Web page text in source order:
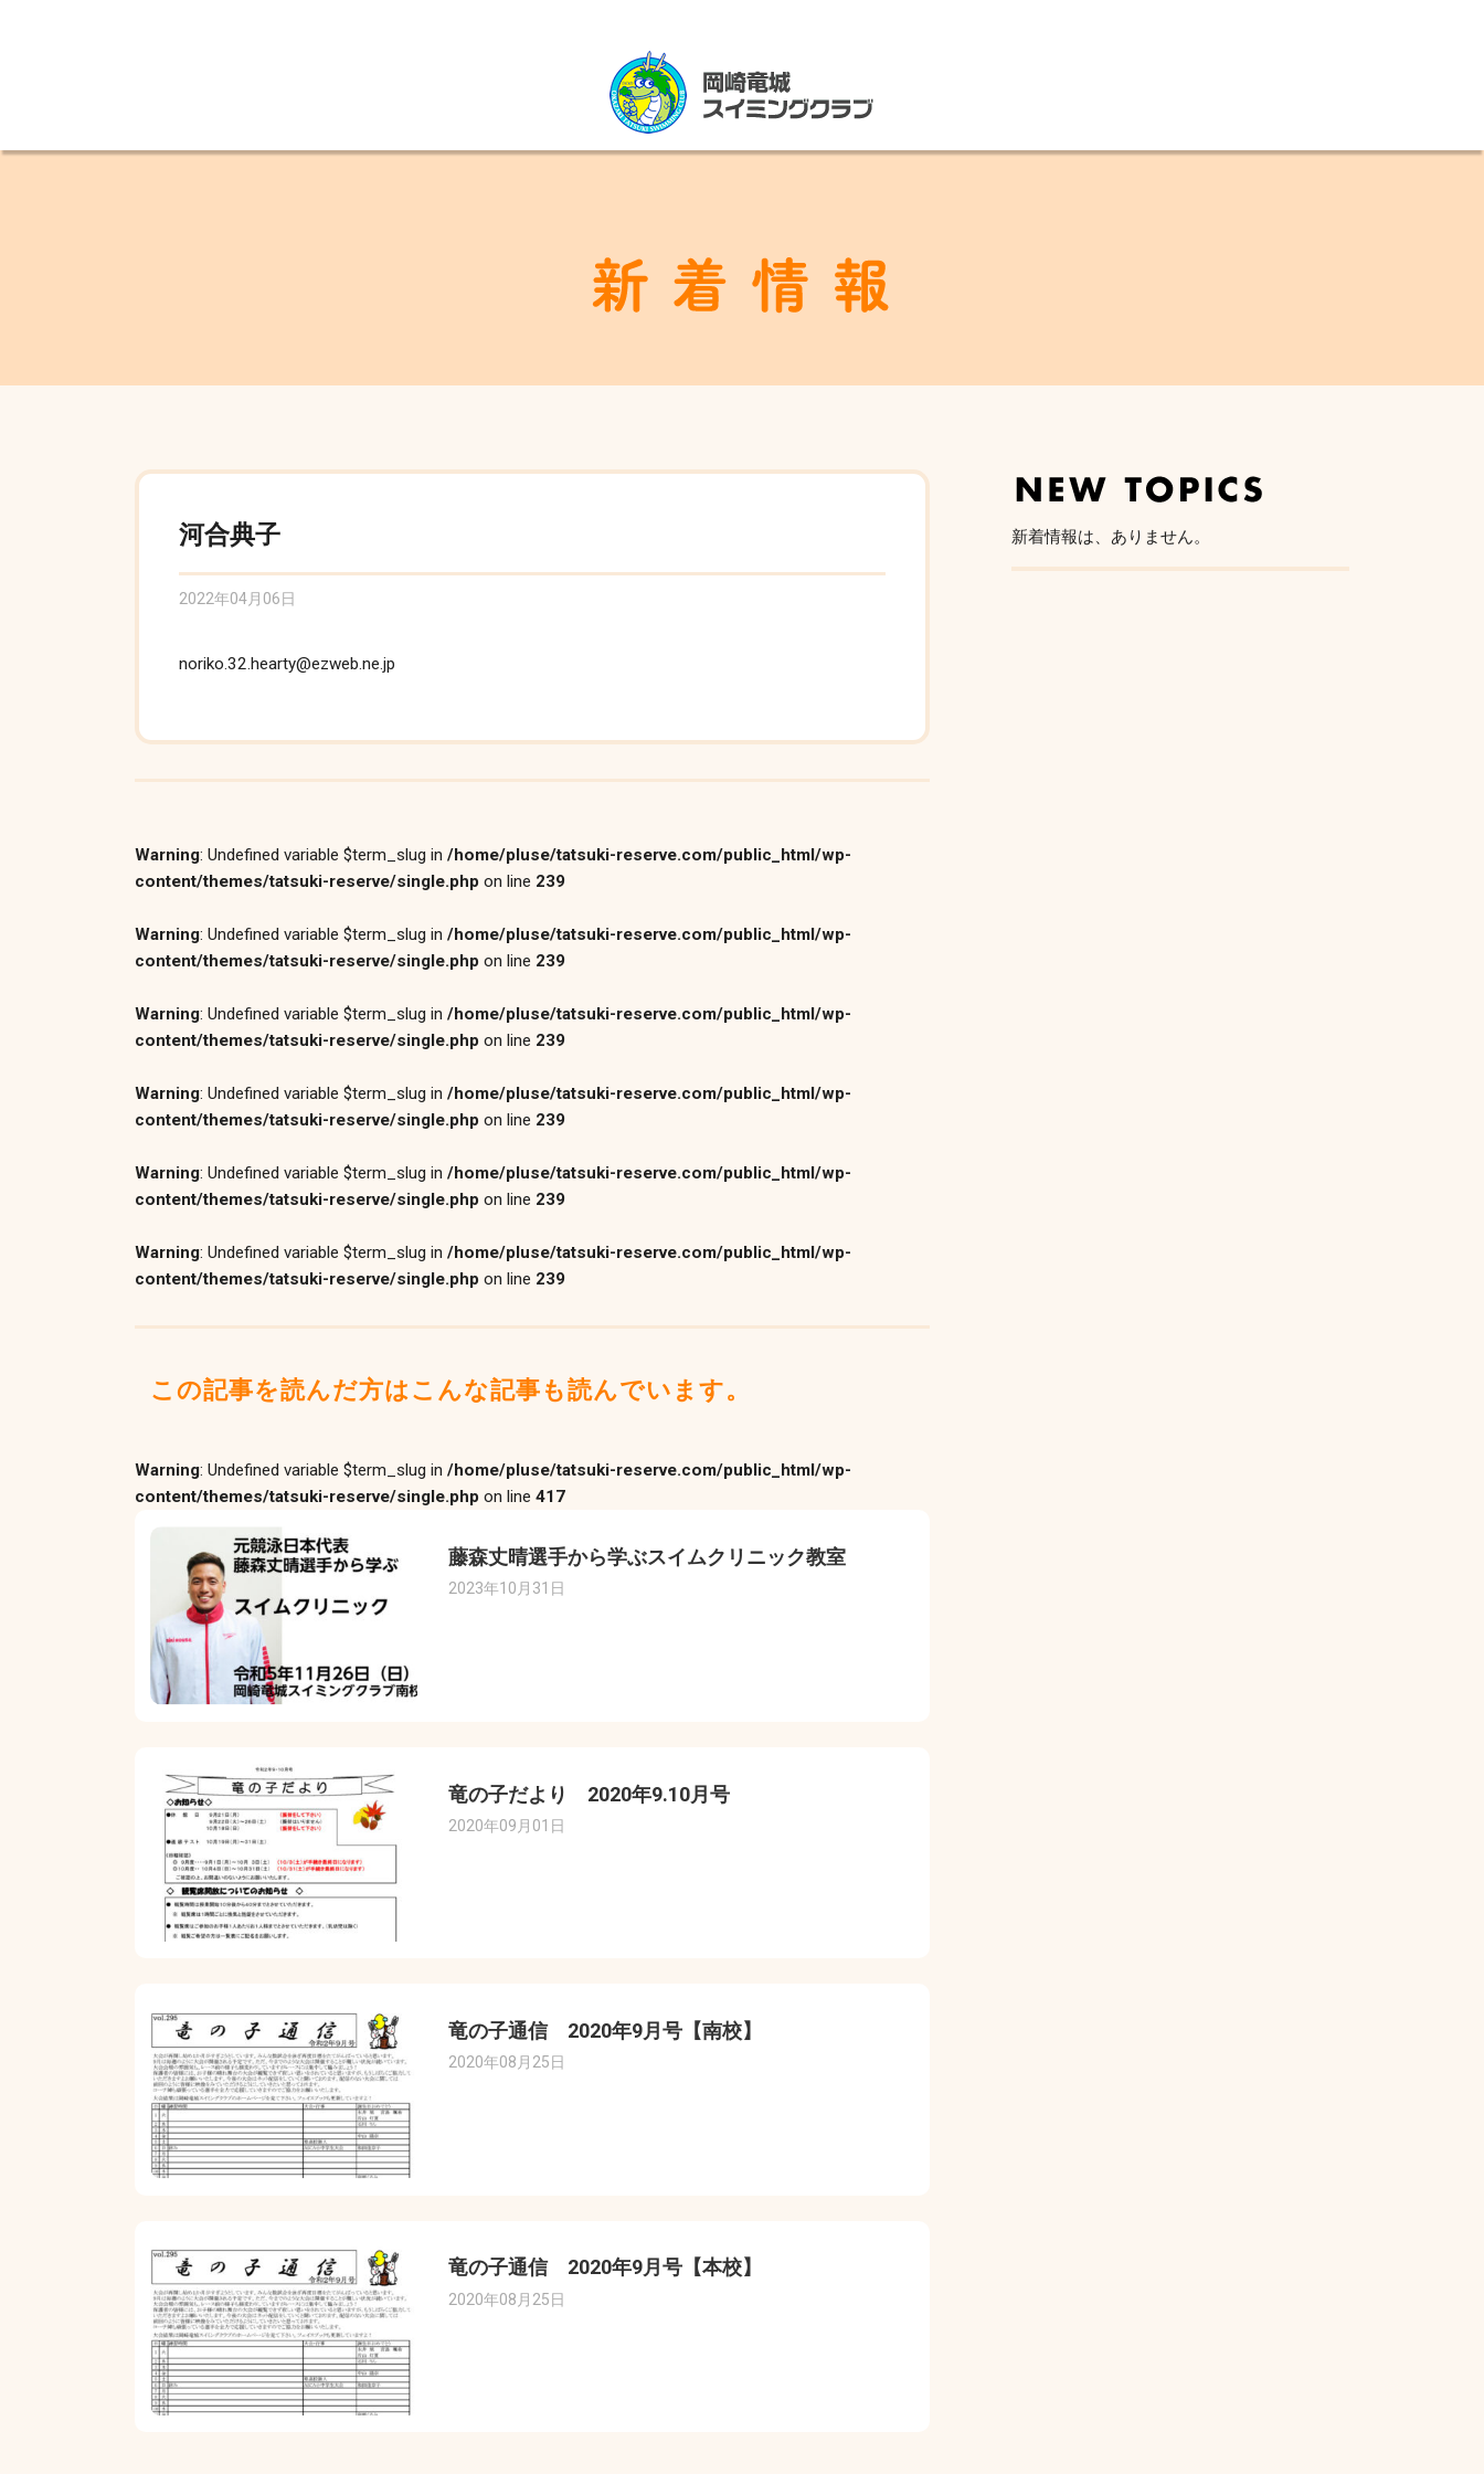
河合典子
2022年04月06日
noriko.32.hearty@ezweb.ne.jp
Warning: Undefined variable $term_slug in /home/pluse/tatsuki-reserve.com/public_html/wp-
content/themes/tatsuki-reserve/single.php on line 239
Warning: Undefined variable $term_slug in /home/pluse/tatsuki-reserve.com/public_html/wp-
content/themes/tatsuki-reserve/single.php on line 239
Warning: Undefined variable $term_slug in /home/pluse/tatsuki-reserve.com/public_html/wp-
content/themes/tatsuki-reserve/single.php on line 239
Warning: Undefined variable $term_slug in /home/pluse/tatsuki-reserve.com/public_html/wp-
content/themes/tatsuki-reserve/single.php on line 239
Warning: Undefined variable $term_slug in /home/pluse/tatsuki-reserve.com/public_html/wp-
content/themes/tatsuki-reserve/single.php on line 239
Warning: Undefined variable $term_slug in /home/pluse/tatsuki-reserve.com/public_html/wp-
content/themes/tatsuki-reserve/single.php on line 239
この記事を読んだ方はこんな記事も読んでいます。
Warning: Undefined variable $term_slug in /home/pluse/tatsuki-reserve.com/public_html/wp-
content/themes/tatsuki-reserve/single.php on line 417
藤森丈晴選手から学ぶスイムクリニック教室
2023年10月31日
竜の子だより 2020年9.10月号
2020年09月01日
竜の子通信 2020年9月号【南校】
2020年08月25日
竜の子通信 2020年9月号【本校】
2020年08月25日
新着情報は、ありません。